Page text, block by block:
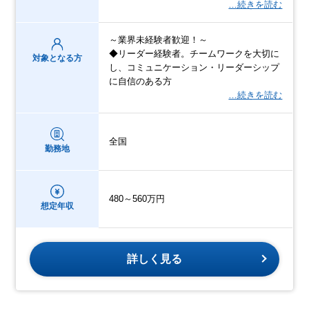
…続きを読む
対象となる方
～業界未経験者歓迎！～
◆リーダー経験者。チームワークを大切に
し、コミュニケーション・リーダーシップ
に自信のある方
…続きを読む
勤務地
全国
想定年収
480～560万円
詳しく見る